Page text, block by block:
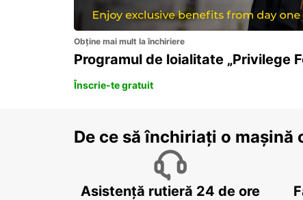
Obține mai mult la închiriere
Programul de loialitate „Privilege
Înscrie-te gratuit
De ce să închiriați o mașină
Asistență rutieră 24 de ore